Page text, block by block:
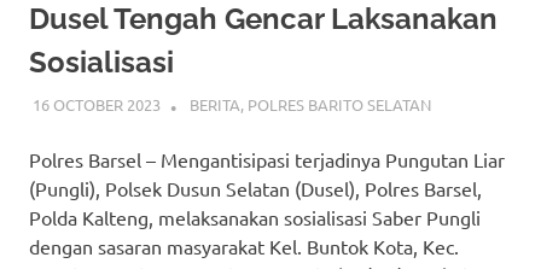
Dusel Tengah Gencar Laksanakan
Sosialisasi
16 OCTOBER 2023 ADMIN_POLRESBARSEL
BERITA, POLRES BARITO SELATAN
Polres Barsel – Mengantisipasi terjadinya Pungutan Liar
(Pungli), Polsek Dusun Selatan (Dusel), Polres Barsel,
Polda Kalteng, melaksanakan sosialisasi Saber Pungli
dengan sasaran masyarakat Kel. Buntok Kota, Kec.